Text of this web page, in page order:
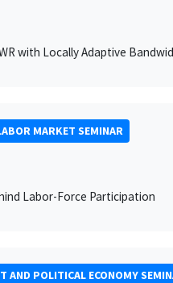
with Locally Adaptive
MARKET SEMINAR
Labor-Force Participation
AND POLITICAL ECONOMY